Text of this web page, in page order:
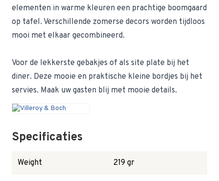
elementen in warme kleuren een prachtige boomgaard
op tafel. Verschillende zomerse decors worden tijdloos
mooi met elkaar gecombineerd.
Voor de lekkerste gebakjes of als site plate bij het
diner. Deze mooie en praktische kleine bordjes bij het
servies. Maak uw gasten blij met mooie details.
Specificaties
Weight 219 gr